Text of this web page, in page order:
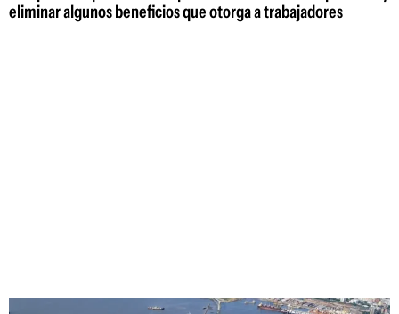
eliminar algunos beneficios que otorga a trabajadores